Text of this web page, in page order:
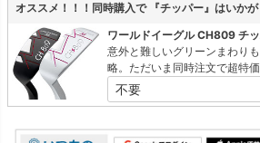
オススメ！！！同時購入で 『チッパー』はいかが
ワールドイーグル CH809 チ
意外と難しいグリーンまわり
略。ただいま同時注文で超特価